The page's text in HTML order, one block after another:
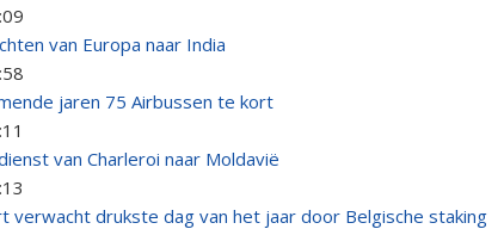
van Europa naar India
jaren 75 Airbussen te kort
van Charleroi naar Moldavië
verwacht drukste dag van het jaar door Belgische staking